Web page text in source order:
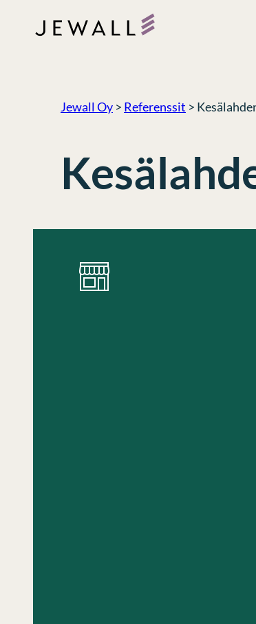
sisältöön
Jewall Oy > Referenssit >